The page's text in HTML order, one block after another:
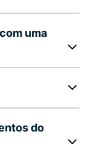
uma
do